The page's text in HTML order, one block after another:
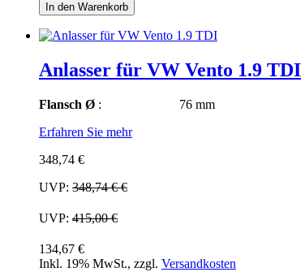
In den Warenkorb
Anlasser für VW Vento 1.9 TDI
Flansch Ø : 76 mm
Erfahren Sie mehr
348,74 €
UVP: 348,74 €€
UVP: 415,00 €
134,67 €
Inkl. 19% MwSt., zzgl. Versandkosten